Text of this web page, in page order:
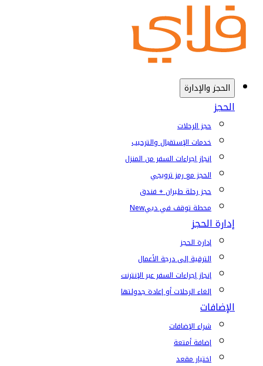
الحجز والإدارة
الحجز
حجز الرحلات
خدمات الإستقبال والترحيب
إنجاز إجراءات السفر من المنزل
الحجز مع رمز ترويجي
حجز رحلة طيران + فندق
محطة توقف في دبيNew
إدارة الحجز
إدارة الحجز
الترقية إلى درجة الأعمال
إنجاز إجراءات السفر عبر الإنترنت
إلغاء الرحلات أو إعادة جدولتها
الإضافات
شراء الإضافات
إضافة أمتعة
اختيار مقعد